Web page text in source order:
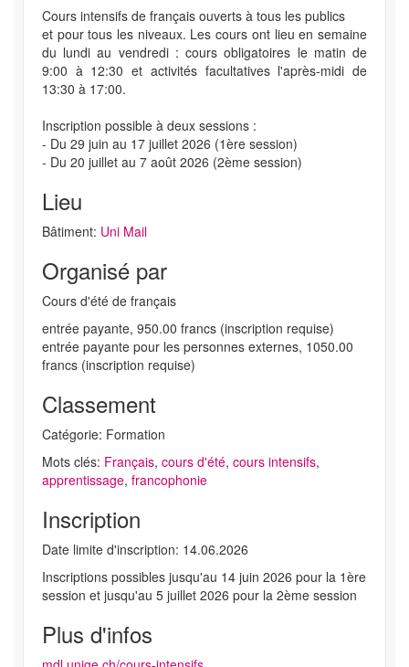
Cours intensifs de français ouverts à tous les publics
et pour tous les niveaux. Les cours ont lieu en semaine
du lundi au vendredi : cours obligatoires le matin de
9:00 à 12:30 et activités facultatives l'après-midi de
13:30 à 17:00.
Inscription possible à deux sessions :
- Du 29 juin au 17 juillet 2026 (1ère session)
- Du 20 juillet au 7 août 2026 (2ème session)
Lieu
Bâtiment: Uni Mail
Organisé par
Cours d'été de français
entrée payante, 950.00 francs (inscription requise)
entrée payante pour les personnes externes, 1050.00
francs (inscription requise)
Classement
Catégorie: Formation
Mots clés: Français, cours d'été, cours intensifs,
apprentissage, francophonie
Inscription
Date limite d'inscription: 14.06.2026
Inscriptions possibles jusqu'au 14 juin 2026 pour la 1ère
session et jusqu'au 5 juillet 2026 pour la 2ème session
Plus d'infos